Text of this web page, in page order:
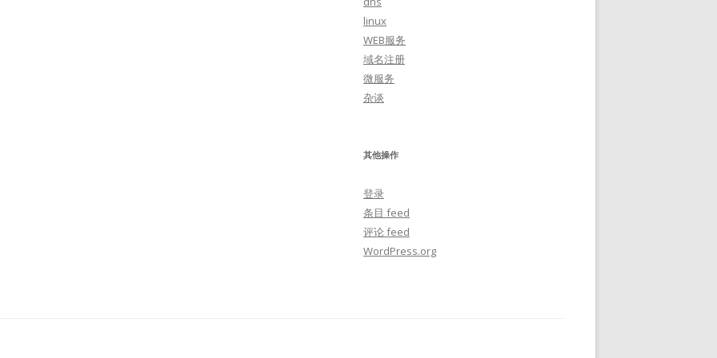
linux
WEB服务
域名注册
微服务
杂谈
其他操作
登录
条目 feed
评论 feed
WordPress.org